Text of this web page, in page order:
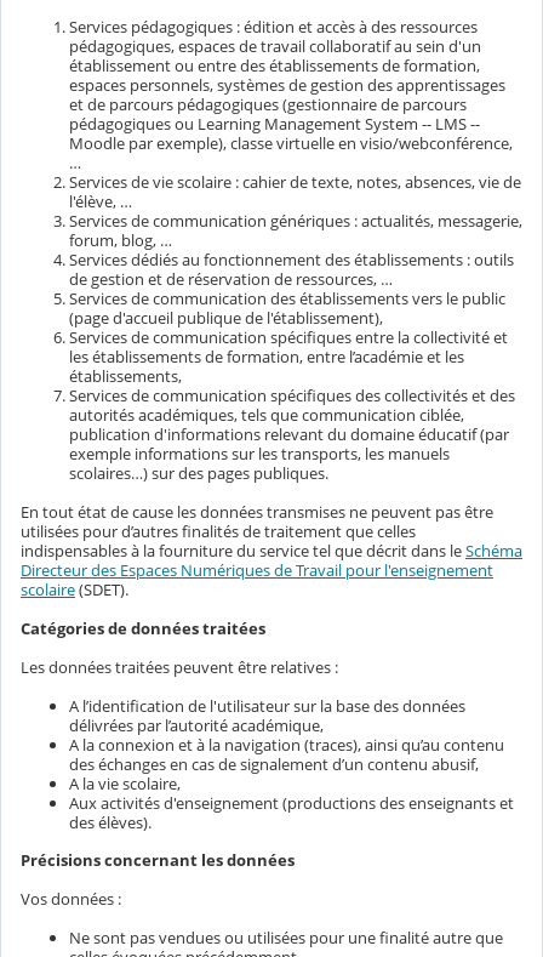
Services pédagogiques : édition et accès à des ressources
pédagogiques, espaces de travail collaboratif au sein d'un
établissement ou entre des établissements de formation,
espaces personnels, systèmes de gestion des apprentissages
et de parcours pédagogiques (gestionnaire de parcours
pédagogiques ou Learning Management System -- LMS --
Moodle par exemple), classe virtuelle en visio/webconférence,
…
Services de vie scolaire : cahier de texte, notes, absences, vie de
l'élève, …
Services de communication génériques : actualités, messagerie,
forum, blog, …
Services dédiés au fonctionnement des établissements : outils
de gestion et de réservation de ressources, …
Services de communication des établissements vers le public
(page d'accueil publique de l'établissement),
Services de communication spécifiques entre la collectivité et
les établissements de formation, entre l’académie et les
établissements,
Services de communication spécifiques des collectivités et des
autorités académiques, tels que communication ciblée,
publication d'informations relevant du domaine éducatif (par
exemple informations sur les transports, les manuels
scolaires…) sur des pages publiques.
En tout état de cause les données transmises ne peuvent pas être
utilisées pour d’autres finalités de traitement que celles
indispensables à la fourniture du service tel que décrit dans leSchéma
Directeur des Espaces Numériques de Travail pour l'enseignement
scolaire(SDET).
Catégories de données traitées
Les données traitées peuvent être relatives :
A l’identification de l'utilisateur sur la base des données
délivrées par l’autorité académique,
A la connexion et à la navigation (traces), ainsi qu’au contenu
des échanges en cas de signalement d’un contenu abusif,
A la vie scolaire,
Aux activités d'enseignement (productions des enseignants et
des élèves).
Précisions concernant les données
Vos données :
Ne sont pas vendues ou utilisées pour une finalité autre que